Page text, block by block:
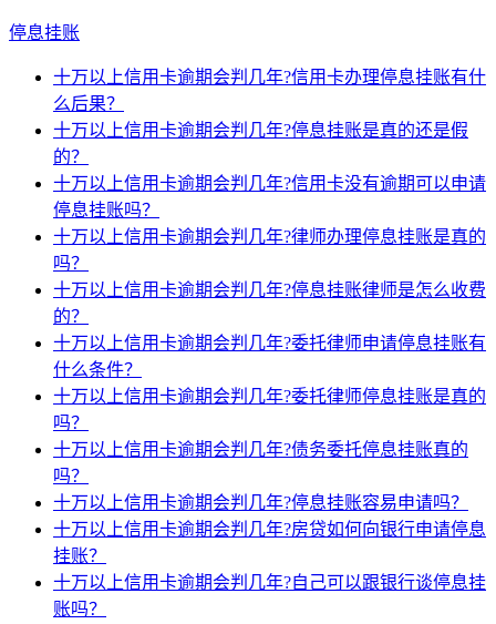
停息挂账
十万以上信用卡逾期会判几年?信用卡办理停息挂账有什
么后果？
十万以上信用卡逾期会判几年?停息挂账是真的还是假
的？
十万以上信用卡逾期会判几年?信用卡没有逾期可以申请
停息挂账吗？
十万以上信用卡逾期会判几年?律师办理停息挂账是真的
吗？
十万以上信用卡逾期会判几年?停息挂账律师是怎么收费
的？
十万以上信用卡逾期会判几年?委托律师申请停息挂账有
什么条件？
十万以上信用卡逾期会判几年?委托律师停息挂账是真的
吗？
十万以上信用卡逾期会判几年?债务委托停息挂账真的
吗？
十万以上信用卡逾期会判几年?停息挂账容易申请吗？
十万以上信用卡逾期会判几年?房贷如何向银行申请停息
挂账？
十万以上信用卡逾期会判几年?自己可以跟银行谈停息挂
账吗？